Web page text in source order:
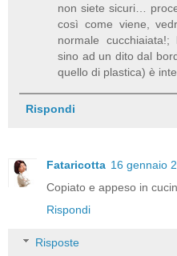
non siete sicuri…
così come viene,
normale
sino ad un dito dal
quello di plastica) è
Rispondi
Fataricotta 16 gennaio
Copiato e appeso in
Rispondi
Risposte